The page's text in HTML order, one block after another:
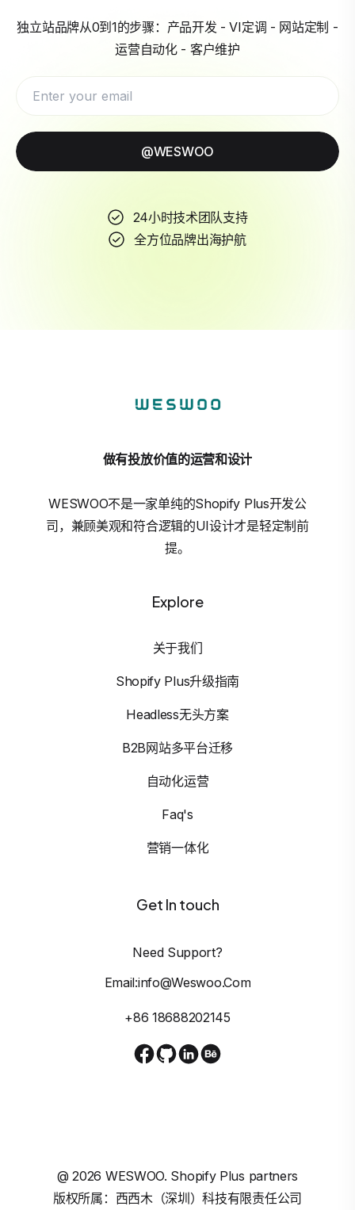
独立站品牌从0到1的步骤：产品开发 - VI定调 - 网站定制 -
运营自动化 - 客户维护
@WESWOO
24小时技术团队支持
全方位品牌出海护航
做有投放价值的运营和设计
WESWOO不是一家单纯的Shopify Plus开发公
司，兼顾美观和符合逻辑的UI设计才是轻定制前
提。
Explore
关于我们
Shopify Plus升级指南
Headless无头方案
B2B网站多平台迁移
自动化运营
Faq's
营销一体化
Get In touch
Need Support?
Email:info@weswoo.com
+86 18688202145
@2026 WESWOO. Shopify Plus partners
版权所属：西西木（深圳）科技有限责任公司